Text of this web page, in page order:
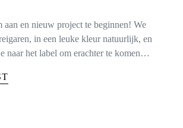
aan en nieuw project te beginnen! We
in een leuke kleur natuurlijk, en
naar het label om erachter te komen…